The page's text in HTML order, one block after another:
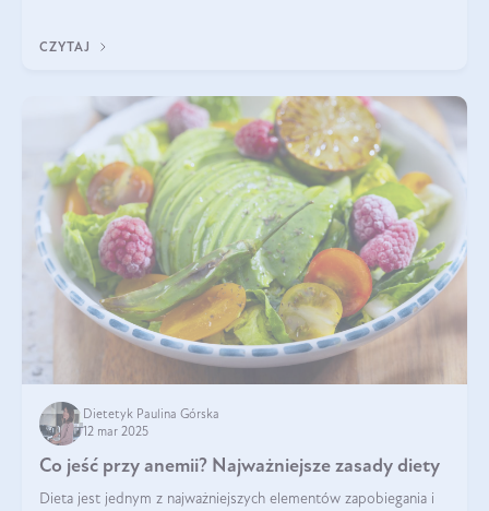
CZYTAJ
Dietetyk Paulina Górska
12 mar 2025
Co jeść przy anemii? Najważniejsze zasady diety
Dieta jest jednym z najważniejszych elementów zapobiegania i